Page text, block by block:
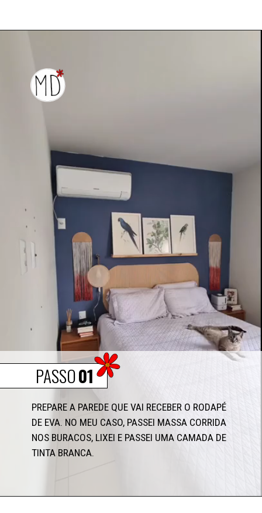
01
PREPARE A PAREDE QUE VAI RECEBER O RODAPÉ
DE EVA. NO MEU CASO, PASSEI MASSA CORRIDA
NOS BURACOS, LIXEI E PASSEI UMA CAMADA DE
TINTA BRANCA.
PASSO